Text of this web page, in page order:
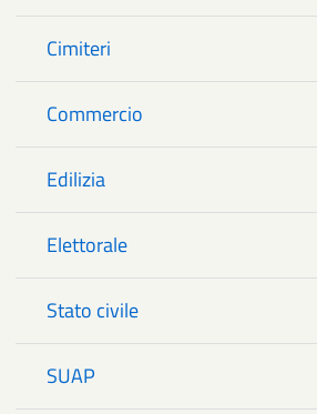
Cimiteri
Commercio
Edilizia
Elettorale
Stato civile
SUAP